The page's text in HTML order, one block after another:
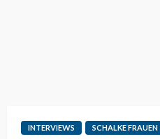
INTERVIEWS SCHALKE FRAUEN